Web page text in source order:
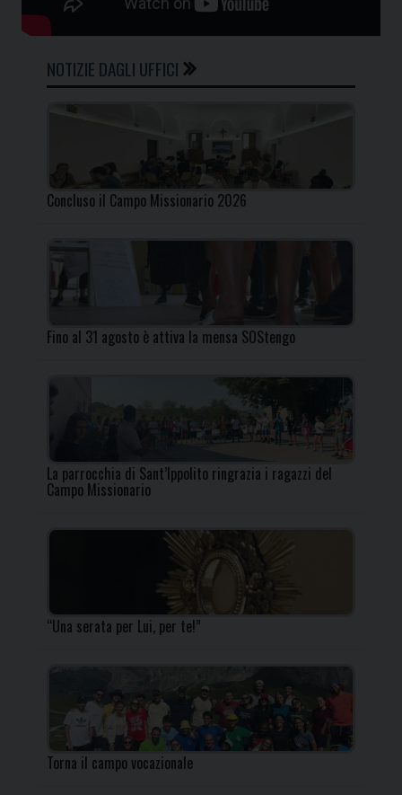
NOTIZIE DAGLI UFFICI
Concluso il Campo Missionario 2026
Fino al 31 agosto è attiva la mensa SOStengo
La parrocchia di Sant’Ippolito ringrazia i ragazzi del
Campo Missionario
“Una serata per Lui, per te!”
Torna il campo vocazionale